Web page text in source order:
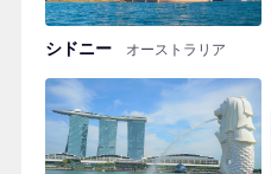
シドニー オーストラリア